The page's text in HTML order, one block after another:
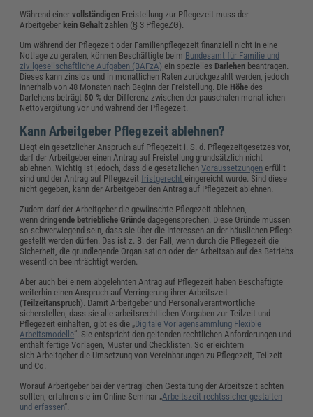
Während einervollständigen Freistellung zur Pflegezeit muss der
Arbeitgeberkein Gehalt zahlen (§ 3 PflegeZG).
Um während der Pflegezeit oder Familienpflegezeit finanziell nicht in eine
Notlage zu geraten, können Beschäftigte beim Bundesamt für Familie und
zivilgesellschaftliche Aufgaben (BAFzA) ein spezielles Darlehen beantragen.
Dieses kann zinslos und in monatlichen Raten zurückgezahlt werden, jedoch
innerhalb von 48 Monaten nach Beginn der Freistellung. Die Höhe des
Darlehens beträgt 50 % der Differenz zwischen der pauschalen monatlichen
Nettovergütung vor und während der Pflegezeit.
Kann Arbeitgeber Pflegezeit ablehnen?
Liegt ein gesetzlicher Anspruch auf Pflegezeit i. S. d. Pflegezeitgesetzes vor,
darf der Arbeitgeber einen Antrag auf Freistellung grundsätzlich nicht
ablehnen. Wichtig ist jedoch, dass die gesetzlichenVoraussetzungen erfüllt
sind und der Antrag auf Pflegezeitfristgerechteingereicht wurde. Sind diese
nicht gegeben, kann der Arbeitgeber den Antrag auf Pflegezeit ablehnen.
Zudem darf der Arbeitgeber die gewünschte Pflegezeit ablehnen,
wenndringende betriebliche Gründe dagegensprechen. Diese Gründe müssen
so schwerwiegend sein, dass sie über die Interessen an der häuslichen Pflege
gestellt werden dürfen. Das ist z. B. der Fall, wenn durch die Pflegezeit die
Sicherheit, die grundlegende Organisation oder der Arbeitsablauf des Betriebs
wesentlich beeinträchtigt werden.
Aber auch bei einem abgelehnten Antrag auf Pflegezeit haben Beschäftigte
weiterhin einen Anspruch auf Verringerung ihrer Arbeitszeit
(Teilzeitanspruch). Damit Arbeitgeber und Personalverantwortliche
sicherstellen, dass sie alle arbeitsrechtlichen Vorgaben zur Teilzeit und
Pflegezeit einhalten, gibt es die „Digitale Vorlagensammlung Flexible
Arbeitsmodelle“. Sie entspricht den geltenden rechtlichen Anforderungen und
enthält fertige Vorlagen, Muster und Checklisten. So erleichtern
sich Arbeitgeber die Umsetzung von Vereinbarungen zu Pflegezeit, Teilzeit
und Co.
Worauf Arbeitgeber bei der vertraglichen Gestaltung der Arbeitszeit achten
sollten, erfahren sie im Online-Seminar „Arbeitszeit rechtssicher gestalten
und erfassen“.